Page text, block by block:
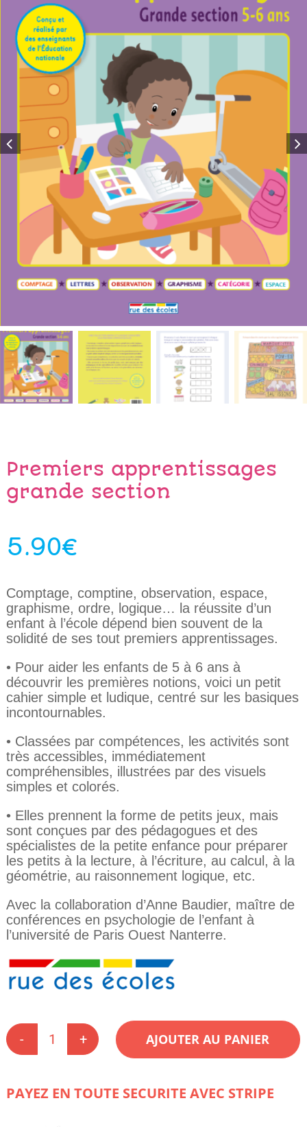
Premiers apprentissages
grande section
5.90€
Comptage, comptine, observation, espace,
graphisme, ordre, logique… la réussite d’un
enfant à l’école dépend bien souvent de la
solidité de ses tout premiers apprentissages.
• Pour aider les enfants de 5 à 6 ans à
découvrir les premières notions, voici un petit
cahier simple et ludique, centré sur les basiques
incontournables.
• Classées par compétences, les activités sont
très accessibles, immédiatement
compréhensibles, illustrées par des visuels
simples et colorés.
• Elles prennent la forme de petits jeux, mais
sont conçues par des pédagogues et des
spécialistes de la petite enfance pour préparer
les petits à la lecture, à l’écriture, au calcul, à la
géométrie, au raisonnement logique, etc.
Avec la collaboration d’Anne Baudier, maître de
conférences en psychologie de l’enfant à
l’université de Paris Ouest Nanterre.
quantité
de
apprentissages
AJOUTER AU PANIER
PAYEZ EN TOUTE SECURITE AVEC STRIPE